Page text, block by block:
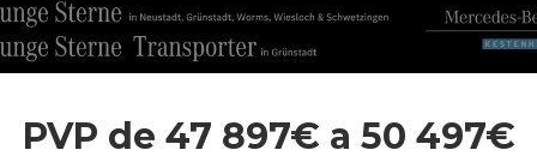
PVP de 47 897€ a 50 497€